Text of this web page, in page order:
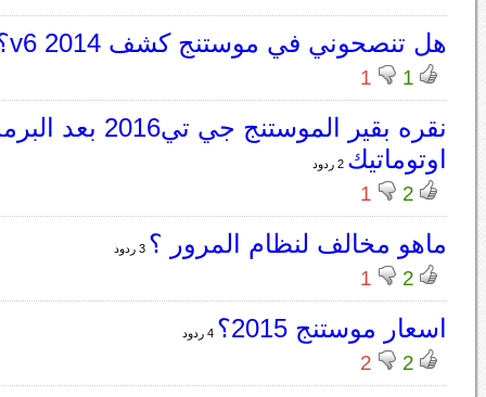
هل تنصحوني في موستنج كشف v6 2014؟
1
1
نقره بقير الموستنج جي
اوتوماتيك 2 ردود
2
1
ماهو مخالف لنظام المرور ؟ 3 ردود
2
1
اسعار موستنج 2015؟ 4 ردود
2
2